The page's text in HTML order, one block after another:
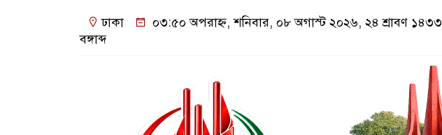
ঢাকা
০৩:৫০ অপরাহ্ন, শনিবার, ০৮ অগাস্ট ২০২৬, ২৪ শ্রাবণ ১৪৩৩
বঙ্গাব্দ